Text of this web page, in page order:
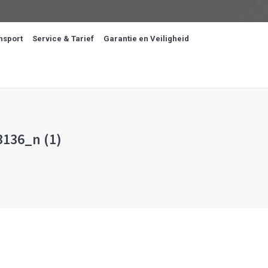
Service & Tarief Garantie en Veiligheid
(1)